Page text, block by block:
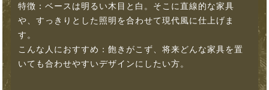
特徴：ベースは明るい木目と白。そこに直線的な家具
や、すっきりとした照明を合わせて現代風に仕上げま
す。
こんな人におすすめ：飽きがこず、将来どんな家具を置
いても合わせやすいデザインにしたい方。